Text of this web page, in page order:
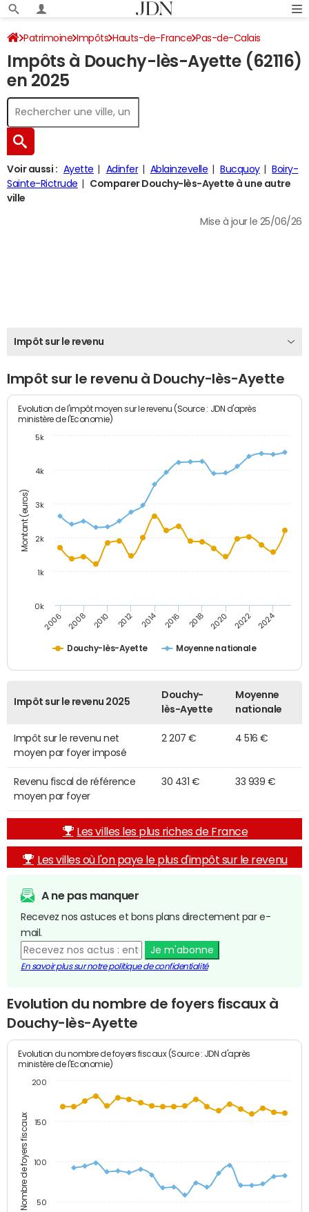
Patrimoine Impôts Hauts-de-France Pas-de-Calais
Douchy-lès-Ayette Impôt sur le revenu
Impôts à Douchy-lès-Ayette (62116)
en 2025
Voir aussi : Ayette Adinfer Ablainzevelle Bucquoy
Boiry-
Sainte-Rictrude
Comparer Douchy-lès-Ayette à une autre
ville
Mise à jour le 25/06/26
Impôt sur le revenu
Impôt sur le revenu à Douchy-lès-Ayette
Montant (euros)
Evolution de l'impôt moyen sur le revenu (Source : JDN d'après
ministère de l'Economie)
Douchy-lès-Ayette Moyenne nationale
2006 2008 2010 2012 2014 2016 2018 2020 2022 2024
0k
1k
2k
3k
4k
5k
Impôt sur le revenu 2025
Douchy-
lès-Ayette
Moyenne
nationale
Impôt sur le revenu net
moyen par foyer imposé
2 207 € 4 516 €
Revenu fiscal de référence
moyen par foyer
30 431 € 33 939 €
Les villes les plus riches de France
Les villes où l'on paye le plus d'impôt sur le revenu
A ne pas manquer
Recevez nos astuces et bons plans directement par e-
mail.
Je m'abonne
En savoir plus sur notre politique de confidentialité
Evolution du nombre de foyers fiscaux à
Douchy-lès-Ayette
Nombre de foyers fiscaux
Evolution du nombre de foyers fiscaux (Source : JDN d'après
ministère de l'Economie)
50
100
150
200